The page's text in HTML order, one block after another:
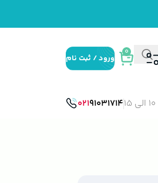
0
ورود / ثبت نام
02191031714